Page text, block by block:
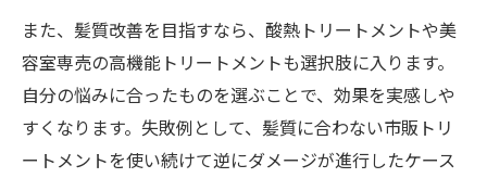
トリートメントが叶える色持ちアップの方
髪質改善トリートメント後の正しいケア手
順
日常でできるヘアカラー長持ちのポイント
また、髪質改善を目指すなら、酸熱トリートメントや美
容室専売の高機能トリートメントも選択肢に入ります。
自分の悩みに合ったものを選ぶことで、効果を実感しや
すくなります。失敗例として、髪質に合わない市販トリ
ートメントを使い続けて逆にダメージが進行したケース